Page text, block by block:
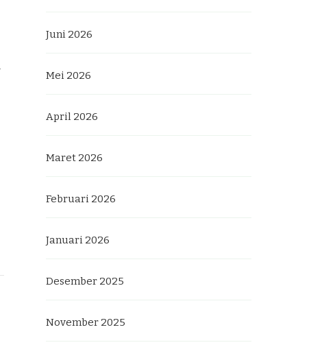
Juni 2026
Mei 2026
April 2026
Maret 2026
Februari 2026
Januari 2026
Desember 2025
November 2025